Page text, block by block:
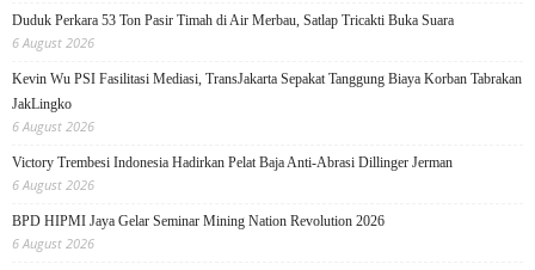
Duduk Perkara 53 Ton Pasir Timah di Air Merbau, Satlap Tricakti Buka Suara
6 August 2026
Kevin Wu PSI Fasilitasi Mediasi, TransJakarta Sepakat Tanggung Biaya Korban Tabrakan
JakLingko
6 August 2026
Victory Trembesi Indonesia Hadirkan Pelat Baja Anti-Abrasi Dillinger Jerman
6 August 2026
BPD HIPMI Jaya Gelar Seminar Mining Nation Revolution 2026
6 August 2026